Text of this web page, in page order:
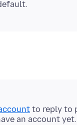
to reply to
an account yet.